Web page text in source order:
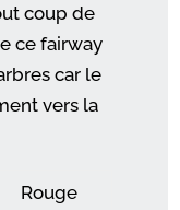
coup de
ce fairway
car le
vers la
Rouge